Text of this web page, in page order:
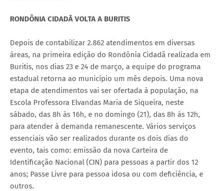
RONDÔNIA CIDADÃ VOLTA A BURITIS
Depois de contabilizar 2.862 atendimentos em diversas
áreas, na primeira edição do Rondônia Cidadã realizada em
Buritis, nos dias 23 e 24 de março, a equipe do programa
estadual retorna ao município um mês depois. Uma nova
etapa de atendimentos vai ser ofertada à população, na
Escola Professora Elvandas Maria de Siqueira, neste
sábado, das 8h às 16h, e no domingo (21), das 8h às 12h,
para atender à demanda remanescente. Vários serviços
essenciais vão ser realizados durante os dois dias do
evento, tais como: emissão da nova Carteira de
Identificação Nacional (CIN) para pessoas a partir dos 12
anos; Passe Livre para pessoa idosa ou com deficiência, e
outros.